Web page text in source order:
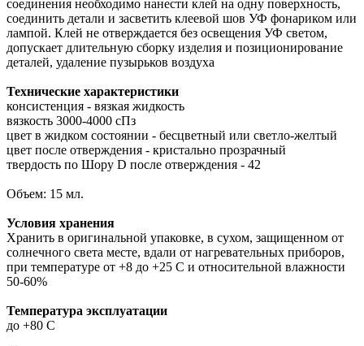
соединения необходимо нанести клей на одну поверхность,
соединить детали и засветить клеевой шов УФ фонариком или
лампой. Клей не отверждается без освещения УФ светом,
допускает длительную сборку изделия и позиционирование
деталей, удаление пузырьков воздуха
Технические характеристики
консистенция - вязкая жидкость
вязкость 3000-4000 сПз
цвет в жидком состоянии - бесцветный или светло-желтый
цвет после отверждения - кристально прозрачный
твердость по Шору D после отверждения - 42
Объем: 15 мл.
Условия хранения
Хранить в оригинальной упаковке, в сухом, защищенном от
солнечного света месте, вдали от нагревательных приборов,
при температуре от +8 до +25 С и относительной влажности
50-60%
Температура эксплуатации
до +80 С